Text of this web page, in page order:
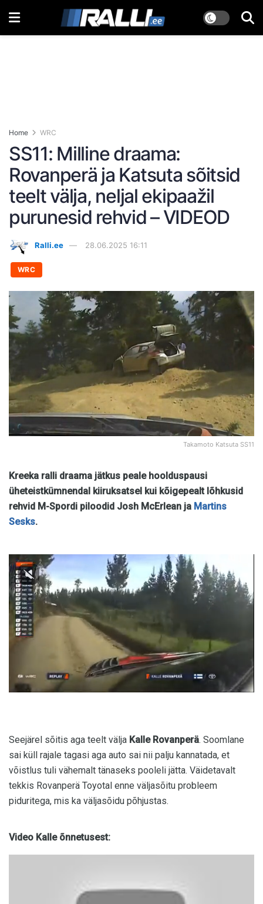
Home WRC
SS11: Milline draama:
Rovanperä ja Katsuta sõitsid
teelt välja, neljal ekipaažil
purunesid rehvid – VIDEOD
Ralli.ee 28.06.2025 16:11
WRC
Takamoto Katsuta SS11
Kreeka ralli draama jätkus peale hoolduspausi
üheteistkümnendal kiiruksatsel kui kõigepealt lõhkusid
rehvid M-Spordi piloodid Josh McErlean ja Martins
Sesks.
Seejärel sõitis aga teelt välja Kalle Rovanperä. Soomlane
sai küll rajale tagasi aga auto sai nii palju kannatada, et
võistlus tuli vähemalt tänaseks pooleli jätta. Väidetavalt
tekkis Rovanperä Toyotal enne väljasõitu probleem
piduritega, mis ka väljasõidu põhjustas.
Video Kalle õnnetusest: